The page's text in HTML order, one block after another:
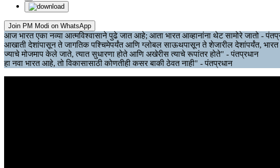
Join PM Modi on WhatsApp
आज भारत एका नव्या आत्मविश्वासाने पुढे जात आहे; आता भारत आव्हानांना थेट सामोरे जातो -
आखाती देशांपासून ते जागतिक पश्चिमेपर्यंत आणि ग्लोबल साऊथपासून ते शेजारील देशांपर्यंत, भारत
ज्याचे मोजमाप केले जाते, त्यात सुधारणा होते आणि अखेरीस त्याचे रूपांतर होते" - पंतप्रधान
हा नवा भारत आहे, तो विकासासाठी कोणतीही कसर बाकी ठेवत नाही" - पंतप्रधान